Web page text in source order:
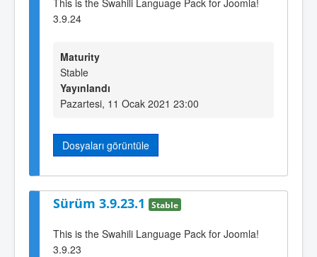
3.9.24
Maturity
Stable
Yayınlandı
Pazartesi, 11 Ocak 2021 23:00
Dosyaları görüntüle
Sürüm 3.9.23.1 Stable
This is the Swahili Language Pack for Joomla!
3.9.23